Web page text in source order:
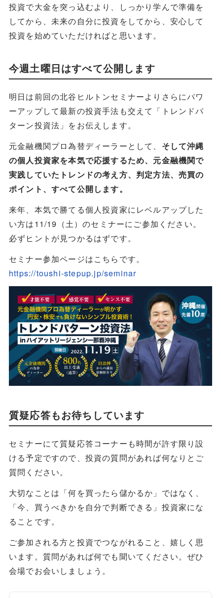
投資で大金を突っ込むより、しっかり学んで準備を
してから、未来の自分に投資をしてから、安心して
投資を始めていただければと思います。
今週土曜日はすべて公開します
明日は前回の北谷ヒルトンセミナーよりさらにパワ
ーアップして最新の投資手法も交えて「トレンドパ
ターン投資法」をお伝えします。
元金融機関プロ為替ディーラーとして、 そして沖縄
の個人投資家を本気で応援するため、元金融機関で
実践していたトレンドの考え方、判定方法、売買の
ポイント、すべて公開します。
来年、本気で勝てる個人投資家にレベルアップした
い方は11/19（土）のセミナーにご参加ください。
必ずヒントが見つかるはずです。
セミナー参加ページはこちらです。
https://toushi-stepup.jp/seminar
質疑応答もお待ちしています
セミナーにて質疑応答コーナーも時間が許す限り設
ける予定ですので、投資の質問があれば何なりとご
質問ください。
大切なことは「何を買ったら儲かるか」ではなく、
「今、買うべきかを自分で判断できる」投資家にな
ることです。
ご参加される方と投資でつながれること、嬉しく思
います。質問があれば何でも聞いてください。ぜひ
会場でお会いしましょう。